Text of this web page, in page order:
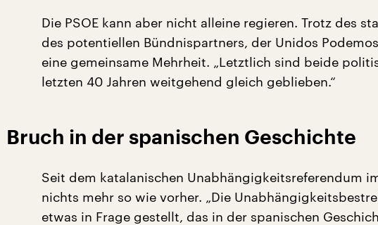
Die PSOE kann aber nicht alleine regieren. Trotz des
des potentiellen Bündnispartners, der Unidos
eine gemeinsame Mehrheit. „Letztlich sind beide
letzten 40 Jahren weitgehend gleich geblieben.“
Bruch in der spanischen Geschichte
Seit dem katalanischen Unabhängigkeitsreferendum
nichts mehr so wie vorher. „Die
etwas in Frage gestellt, das in der spanischen